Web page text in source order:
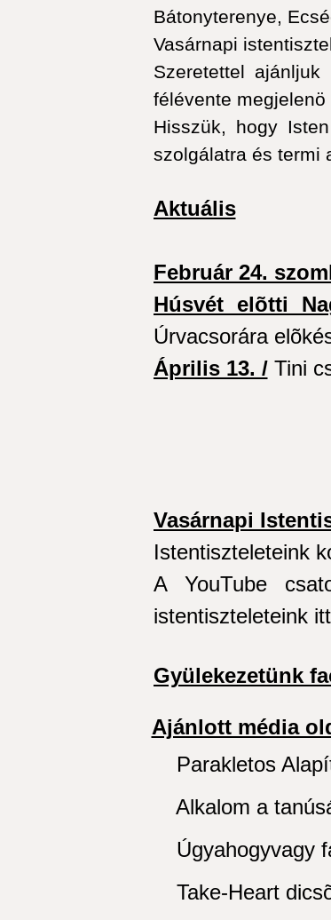
Bátonyterenye,
Vasárnapi
Szeretettel
félévente megjelenö
Hisszük, hogy
szolgálatra és termi
Gyülekezetünk
Aktuális
Február 24.
Húsvét elõtti
Úrvacsorára
Április 13. / Tini
Vasárnapi
Istentiszteleteink
A YouTube
istentiszteleteink
Ajánlott média
Parakletos
Alkalom a
Úgyahogyvagy
Take-Heart